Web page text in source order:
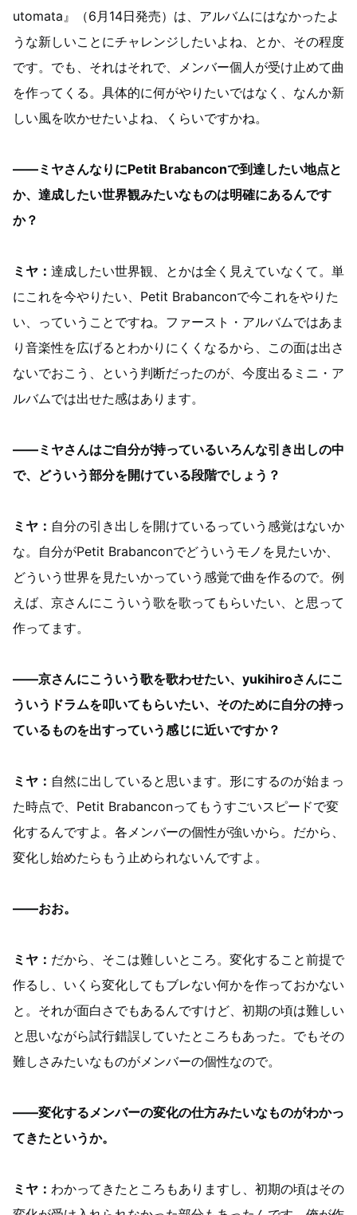
utomata』（6月14日発売）は、アルバムにはなかったよ
うな新しいことにチャレンジしたいよね、とか、その程度
です。でも、それはそれで、メンバー個人が受け止めて曲
を作ってくる。具体的に何がやりたいではなく、なんか新
しい風を吹かせたいよね、くらいですかね。
——ミヤさんなりにPetit Brabanconで到達したい地点と
か、達成したい世界観みたいなものは明確にあるんです
か？
ミヤ： 達成したい世界観、とかは全く見えていなくて。単
にこれを今やりたい、Petit Brabanconで今これをやりた
い、っていうことですね。ファースト・アルバムではあま
り音楽性を広げるとわかりにくくなるから、この面は出さ
ないでおこう、という判断だったのが、今度出るミニ・ア
ルバムでは出せた感はあります。
——ミヤさんはご自分が持っているいろんな引き出しの中
で、どういう部分を開けている段階でしょう？
ミヤ： 自分の引き出しを開けているっていう感覚はないか
な。自分がPetit Brabanconでどういうモノを見たいか、
どういう世界を見たいかっていう感覚で曲を作るので。例
えば、京さんにこういう歌を歌ってもらいたい、と思って
作ってます。
——京さんにこういう歌を歌わせたい、yukihiroさんにこ
ういうドラムを叩いてもらいたい、そのために自分の持っ
ているものを出すっていう感じに近いですか？
ミヤ： 自然に出していると思います。形にするのが始まっ
た時点で、Petit Brabanconってもうすごいスピードで変
化するんですよ。各メンバーの個性が強いから。だから、
変化し始めたらもう止められないんですよ。
——おお。
ミヤ： だから、そこは難しいところ。変化すること前提で
作るし、いくら変化してもブレない何かを作っておかない
と。それが面白さでもあるんですけど、初期の頃は難しい
と思いながら試行錯誤していたところもあった。でもその
難しさみたいなものがメンバーの個性なので。
——変化するメンバーの変化の仕方みたいなものがわかっ
てきたというか。
ミヤ： わかってきたところもありますし、初期の頃はその